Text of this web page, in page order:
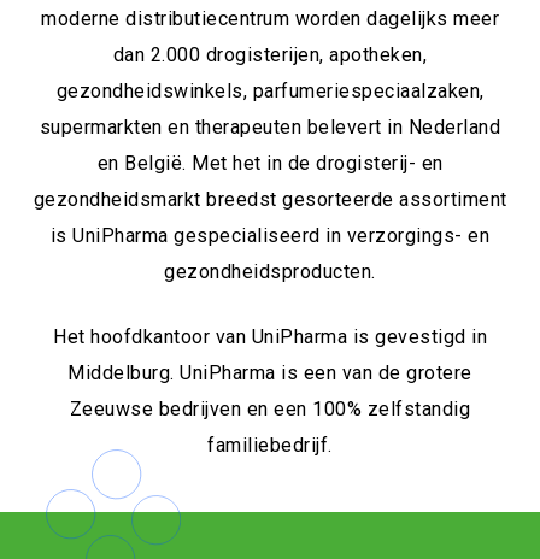
moderne distributiecentrum worden dagelijks meer
dan 2.000 drogisterijen, apotheken,
gezondheidswinkels, parfumeriespeciaalzaken,
supermarkten en therapeuten belevert in Nederland
en België. Met het in de drogisterij- en
gezondheidsmarkt breedst gesorteerde assortiment
is UniPharma gespecialiseerd in verzorgings- en
gezondheidsproducten.
Het hoofdkantoor van UniPharma is gevestigd in
Middelburg. UniPharma is een van de grotere
Zeeuwse bedrijven en een 100% zelfstandig
familiebedrijf.